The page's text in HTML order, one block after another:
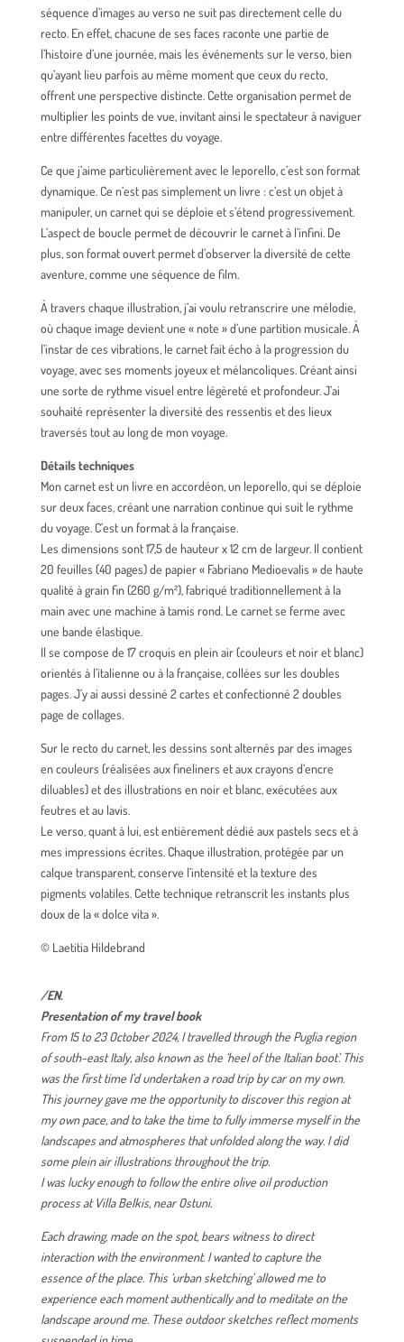
séquence d’images au verso ne suit pas directement celle du
recto. En effet, chacune de ses faces raconte une partie de
l’histoire d’une journée, mais les événements sur le verso, bien
qu’ayant lieu parfois au même moment que ceux du recto,
offrent une perspective distincte. Cette organisation permet de
multiplier les points de vue, invitant ainsi le spectateur à naviguer
entre différentes facettes du voyage.
Ce que j’aime particulièrement avec le leporello, c’est son format
dynamique. Ce n’est pas simplement un livre : c’est un objet à
manipuler, un carnet qui se déploie et s’étend progressivement.
L’aspect de boucle permet de découvrir le carnet à l’infini. De
plus, son format ouvert permet d’observer la diversité de cette
aventure, comme une séquence de film.
À travers chaque illustration, j’ai voulu retranscrire une mélodie,
où chaque image devient une « note » d’une partition musicale. À
l’instar de ces vibrations, le carnet fait écho à la progression du
voyage, avec ses moments joyeux et mélancoliques. Créant ainsi
une sorte de rythme visuel entre légèreté et profondeur. J’ai
souhaité représenter la diversité des ressentis et des lieux
traversés tout au long de mon voyage.
Détails techniques
Mon carnet est un livre en accordéon, un leporello, qui se déploie
sur deux faces, créant une narration continue qui suit le rythme
du voyage. C’est un format à la française.
Les dimensions sont 17,5 de hauteur x 12 cm de largeur. Il contient
20 feuilles (40 pages) de papier « Fabriano Medioevalis » de haute
qualité à grain fin (260 g/m²), fabriqué traditionnellement à la
main avec une machine à tamis rond. Le carnet se ferme avec
une bande élastique.
Il se compose de 17 croquis en plein air (couleurs et noir et blanc)
orientés à l’italienne ou à la française, collées sur les doubles
pages. J’y ai aussi dessiné 2 cartes et confectionné 2 doubles
page de collages.
Sur le recto du carnet, les dessins sont alternés par des images
en couleurs (réalisées aux fineliners et aux crayons d’encre
diluables) et des illustrations en noir et blanc, exécutées aux
feutres et au lavis.
Le verso, quant à lui, est entièrement dédié aux pastels secs et à
mes impressions écrites. Chaque illustration, protégée par un
calque transparent, conserve l’intensité et la texture des
pigments volatiles. Cette technique retranscrit les instants plus
doux de la « dolce vita ».
© Laetitia Hildebrand
/EN.
Presentation of my travel book
From 15 to 23 October 2024, I travelled through the Puglia region
of south-east Italy, also known as the ‘heel of the Italian boot’. This
was the first time I’d undertaken a road trip by car on my own.
This journey gave me the opportunity to discover this region at
my own pace, and to take the time to fully immerse myself in the
landscapes and atmospheres that unfolded along the way. I did
some plein air illustrations throughout the trip.
I was lucky enough to follow the entire olive oil production
process at Villa Belkis, near Ostuni.
Each drawing, made on the spot, bears witness to direct
interaction with the environment. I wanted to capture the
essence of the place. This ‘urban sketching’ allowed me to
experience each moment authentically and to meditate on the
landscape around me. These outdoor sketches reflect moments